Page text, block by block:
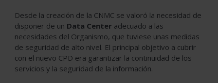
Desde la creación de la CNMC se valoró la necesidad de
disponer de un Data Center adecuado a las
necesidades del Organismo, que tuviese unas medidas
de seguridad de alto nivel. El principal objetivo a cubrir
con el nuevo CPD era garantizar la continuidad de los
servicios y la seguridad de la información.